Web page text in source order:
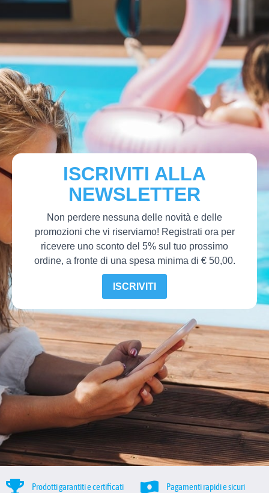
ISCRIVITI ALLA
NEWSLETTER
Non perdere nessuna delle novità e delle
promozioni che vi riserviamo! Registrati ora per
ricevere uno sconto del 5% sul tuo prossimo
ordine, a fronte di una spesa minima di € 50,00.
ISCRIVITI
Prodotti garantiti e certificati Pagamenti rapidi e sicuri